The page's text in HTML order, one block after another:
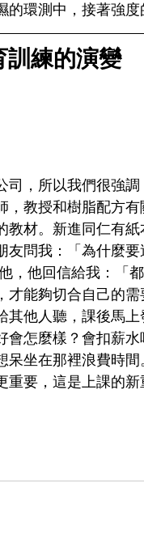
的環測中，接著強
練的演變
司，所以我們很強
，教授和樹脂配方
教材。新進同仁有
友問我：「為什麼
，他回信給我：「
才能夠切合自己的
其他人聽，課後馬
會怎麼樣？會扣薪
呆坐在那裡浪費時
要，這是上課的新